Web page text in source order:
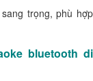
trọng, phù hợp
bluetooth di